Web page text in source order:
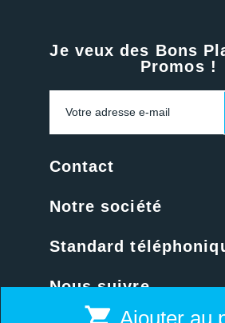
Ajouter au
Je veux des Bons
Promos !
Contact
Notre société
Standard
Nous suivre